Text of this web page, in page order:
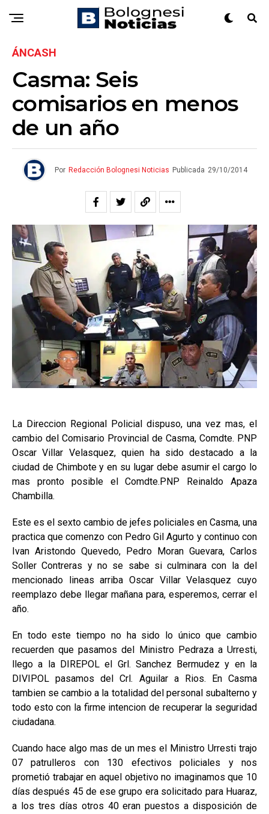
ÁNCASH
Casma: Seis
comisarios en menos
de un año
Por Redacción Bolognesi Noticias Publicada 29/10/2014
La Direccion Regional Policial dispuso, una vez mas, el
cambio del Comisario Provincial de Casma, Comdte. PNP
Oscar Villar Velasquez, quien ha sido destacado a la
ciudad de Chimbote y en su lugar debe asumir el cargo lo
mas pronto posible el Comdte.PNP Reinaldo Apaza
Chambilla.
Este es el sexto cambio de jefes policiales en Casma, una
practica que comenzo con Pedro Gil Agurto y continuo con
Ivan Aristondo Quevedo, Pedro Moran Guevara, Carlos
Soller Contreras y no se sabe si culminara con la del
mencionado lineas arriba Oscar Villar Velasquez cuyo
reemplazo debe llegar mañana para, esperemos, cerrar el
año.
En todo este tiempo no ha sido lo único que cambio
recuerden que pasamos del Ministro Pedraza a Urresti,
llego a la DIREPOL el Grl. Sanchez Bermudez y en la
DIVIPOL pasamos del Crl. Aguilar a Rios. En Casma
tambien se cambio a la totalidad del personal subalterno y
todo esto con la firme intencion de recuperar la seguridad
ciudadana.
Cuando hace algo mas de un mes el Ministro Urresti trajo
07 patrulleros con 130 efectivos policiales y nos
prometió trabajar en aquel objetivo no imaginamos que 10
días después 45 de ese grupo era solicitado para Huaraz,
a los tres días otros 40 eran puestos a disposición de